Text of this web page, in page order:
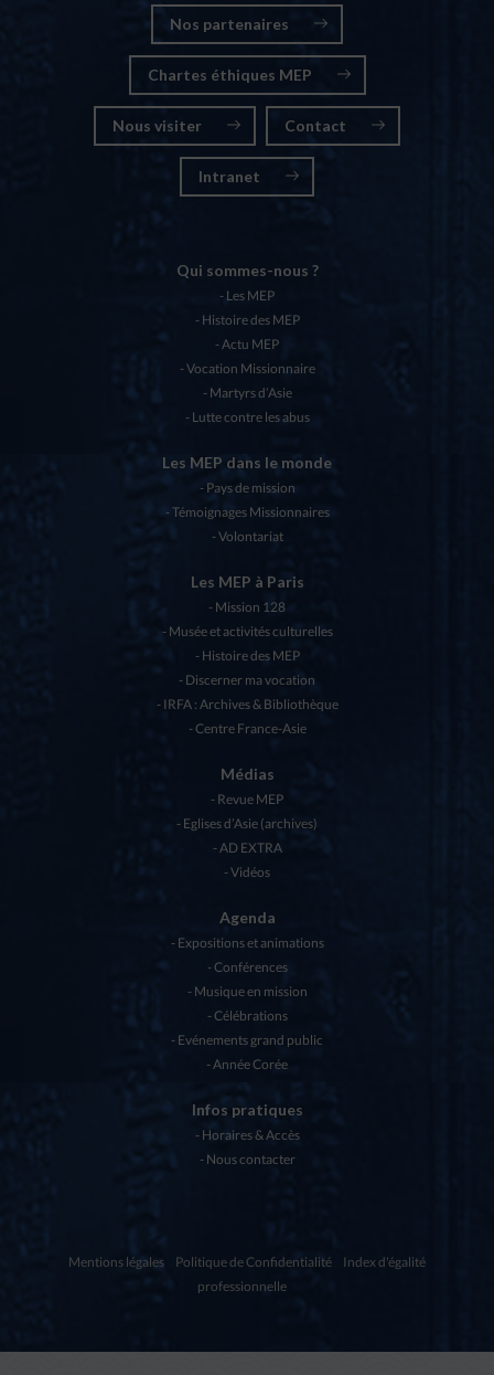
Nos partenaires
Chartes éthiques MEP
Nous visiter Contact
Intranet
Qui sommes-nous ?
Les MEP
Histoire des MEP
Actu MEP
Vocation Missionnaire
Martyrs d’Asie
Lutte contre les abus
Les MEP dans le monde
Pays de mission
Témoignages Missionnaires
Volontariat
Les MEP à Paris
Mission 128
Musée et activités culturelles
Histoire des MEP
Discerner ma vocation
IRFA : Archives & Bibliothèque
Centre France-Asie
Médias
Revue MEP
Eglises d’Asie (archives)
AD EXTRA
Vidéos
Agenda
Expositions et animations
Conférences
Musique en mission
Célébrations
Evénements grand public
Année Corée
Infos pratiques
Horaires & Accès
Nous contacter
Mentions légales Politique de Confidentialité
Index d'égalité
professionnelle